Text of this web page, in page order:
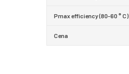
Pmax efficiency (80-60 ° C)
Cena